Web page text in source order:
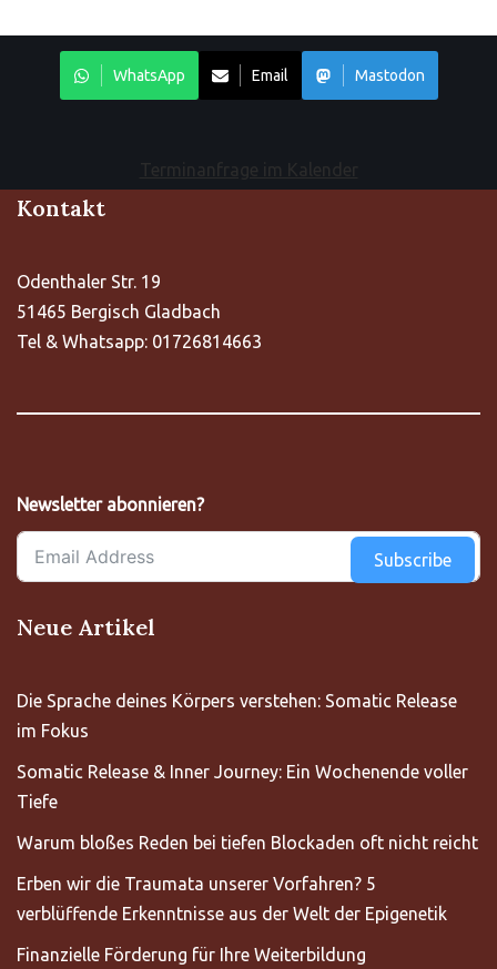
WhatsApp Email Mastodon
Terminanfrage im Kalender
Kontakt
Odenthaler Str. 19
51465 Bergisch Gladbach
Tel & Whatsapp: 01726814663
Newsletter abonnieren?
Subscribe
Neue Artikel
Die Sprache deines Körpers verstehen: Somatic Release
im Fokus
Somatic Release & Inner Journey: Ein Wochenende voller
Tiefe
Warum bloßes Reden bei tiefen Blockaden oft nicht reicht
Erben wir die Traumata unserer Vorfahren? 5
verblüffende Erkenntnisse aus der Welt der Epigenetik
Finanzielle Förderung für Ihre Weiterbildung